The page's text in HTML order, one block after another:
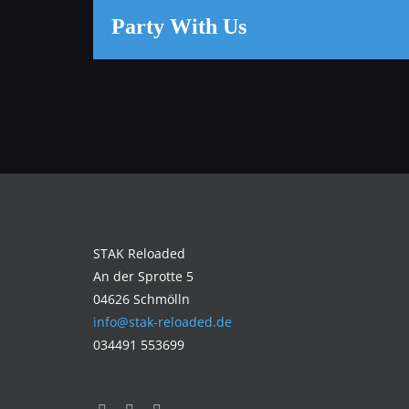
Party With Us
STAK Reloaded
An der Sprotte 5
04626 Schmölln
info@stak-reloaded.de
034491 553699